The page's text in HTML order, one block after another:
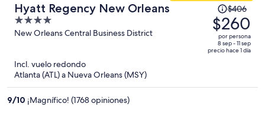
Hyatt Regency New Orleans
4
out
5
New Orleans Central Business District
El
precio
era
de
$406
$406
$260
por persona
8 sep - 11 sep
precio hace 1 día
Incl. vuelo redondo
Atlanta (ATL) a Nueva Orleans (MSY)
9/10 ¡Magnífico! (1768 opiniones)